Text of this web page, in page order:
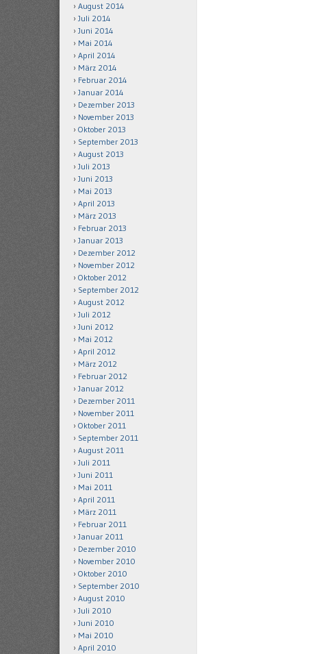
August 2014
Juli 2014
Juni 2014
Mai 2014
April 2014
März 2014
Februar 2014
Januar 2014
Dezember 2013
November 2013
Oktober 2013
September 2013
August 2013
Juli 2013
Juni 2013
Mai 2013
April 2013
März 2013
Februar 2013
Januar 2013
Dezember 2012
November 2012
Oktober 2012
September 2012
August 2012
Juli 2012
Juni 2012
Mai 2012
April 2012
März 2012
Februar 2012
Januar 2012
Dezember 2011
November 2011
Oktober 2011
September 2011
August 2011
Juli 2011
Juni 2011
Mai 2011
April 2011
März 2011
Februar 2011
Januar 2011
Dezember 2010
November 2010
Oktober 2010
September 2010
August 2010
Juli 2010
Juni 2010
Mai 2010
April 2010